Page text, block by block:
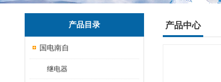
产品目录
国电南自
继电器
产品中心